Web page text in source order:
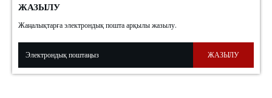
ЖАЗЫЛУ
Жаңалықтарға электрондық пошта арқылы жазылу.
ЖАЗЫЛУ